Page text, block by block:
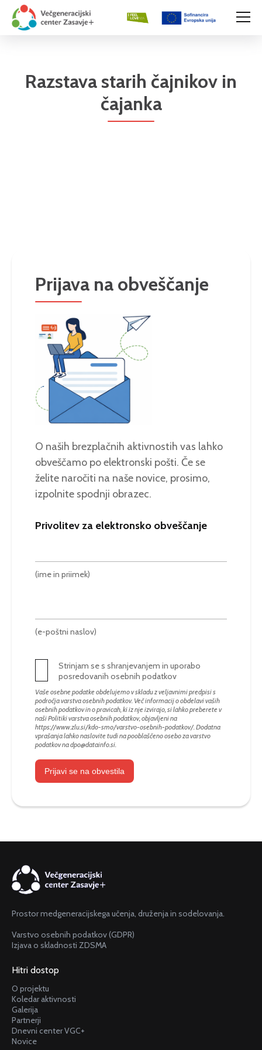
Razstava starih čajnikov in
čajanka
Prijava na obveščanje
O naših brezplačnih aktivnostih vas lahko
obveščamo po elektronski pošti. Če se
želite naročiti na naše novice, prosimo,
izpolnite spodnji obrazec.
Privolitev za elektronsko obveščanje
(ime in priimek)
(e-poštni naslov)
Strinjam se s shranjevanjem in uporabo
posredovanih osebnih podatkov
Vaše osebne podatke obdelujemo v skladu z veljavnimi predpisi s
področja varstva osebnih podatkov. Več informacij o obdelavi vaših
osebnih podatkov in o pravicah, ki iz nje izvirajo, si lahko preberete v
naši Politiki varstva osebnih podatkov, objavljeni na
https://www.zlu.si/kdo-smo/varstvo-osebnih-podatkov/. Dodatna
vprašanja lahko naslovite tudi na pooblaščeno osebo za varstvo
podatkov nadpo@datainfo.si
Prijavi se na obvestila
Prostor medgeneracijskega učenja, druženja in sodelovanja.
Varstvo osebnih podatkov (GDPR)
Izjava o skladnosti ZDSMA
Hitri dostop
O projektu
Koledar aktivnosti
Galerija
Partnerji
Dnevni center VGC+
Novice